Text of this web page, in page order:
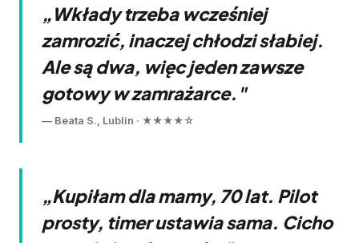
„Wkłady trzeba wcześniej
zamrozić, inaczej chłodzi słabiej.
Ale są dwa, więc jeden zawsze
gotowy w zamrażarce."
— Beata S., Lublin · ★★★★☆
„Kupiłam dla mamy, 70 lat. Pilot
prosty, timer ustawia sama. Cicho